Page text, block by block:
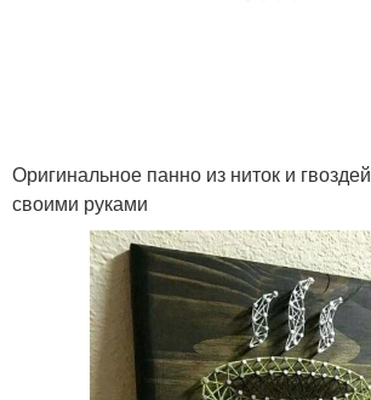
Оригинальное панно из ниток и
своими руками